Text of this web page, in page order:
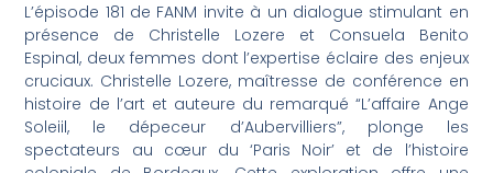
L’épisode 181 de FANM invite à un dialogue stimulant en
présence de Christelle Lozere et Consuela Benito
Espinal, deux femmes dont l’expertise éclaire des enjeux
cruciaux. Christelle Lozere, maîtresse de conférence en
histoire de l’art et auteure du remarqué “L’affaire Ange
Soleiil, le dépeceur d’Aubervilliers”, plonge les
spectateurs au cœur du ‘Paris Noir’ et de l’histoire